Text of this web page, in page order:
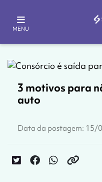
MENU
3 motivos para
auto
Data da postagem: 15/